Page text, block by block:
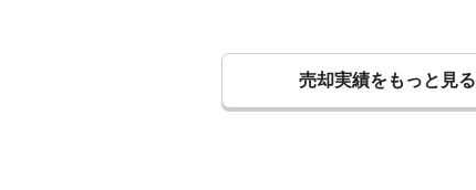
売却実績をもっと見る